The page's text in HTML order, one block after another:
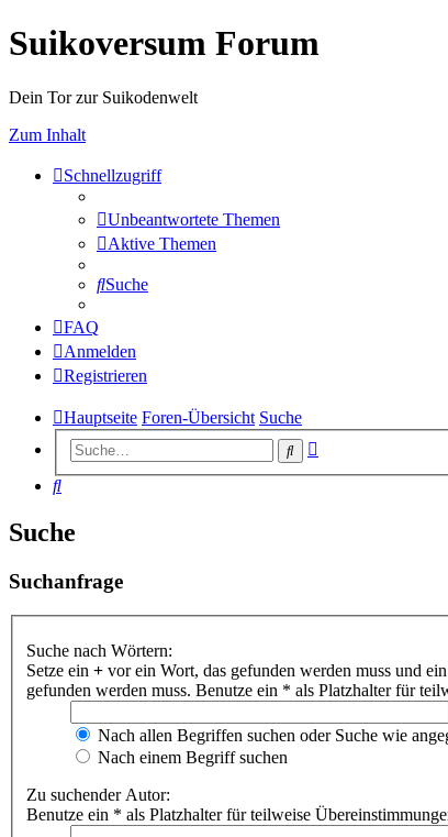
Suikoversum Forum
Dein Tor zur Suikodenwelt
Zum Inhalt
Schnellzugriff
Unbeantwortete Themen
Aktive Themen
Suche
FAQ
Anmelden
Registrieren
Hauptseite Foren-Übersicht Suche
Suche
Suche
Suche
Suchanfrage
Suche nach Wörtern:
Setze ein + vor ein Wort, das gefunden werden muss und ein
gefunden werden muss. Benutze ein * als Platzhalter für
Nach allen Begriffen suchen oder Suche wie
Nach einem Begriff suchen
Zu suchender Autor:
Benutze ein * als Platzhalter für teilweise